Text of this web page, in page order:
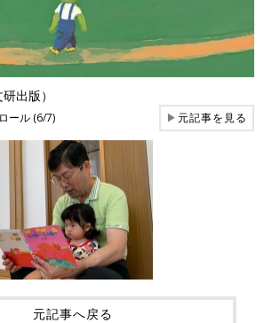
出版）
ール (6/7) ▶元記事を見る
元記事へ戻る